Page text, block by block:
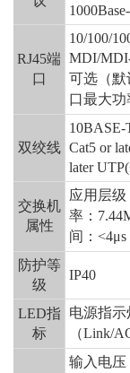
RJ45端
口
10/100/
MDI/
可选（默
口最大功
双绞线
10BASE-
Cat5 or
later
交换机
属性
应用层级
率：
间：
防护等
级
IP40
LED指
标
电源指示
（Link/
输入电压